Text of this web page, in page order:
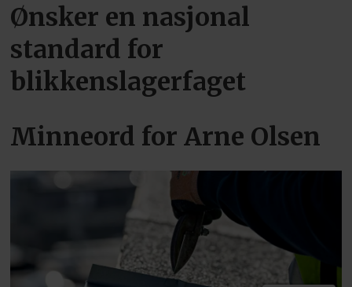
Ønsker en nasjonal
standard for
blikkenslagerfaget
Minneord for Arne Olsen